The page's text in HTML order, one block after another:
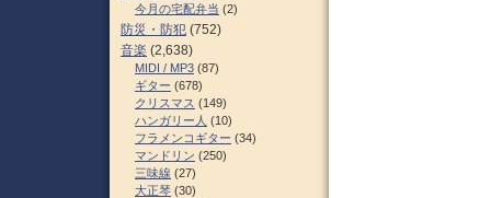
今月の宅配弁当 (2)
防災・防犯 (752)
音楽 (2,638)
MIDI / MP3 (87)
ギター (678)
クリスマス (149)
ハンガリー人 (10)
フラメンコギター (34)
マンドリン (250)
三味線 (27)
大正琴 (30)